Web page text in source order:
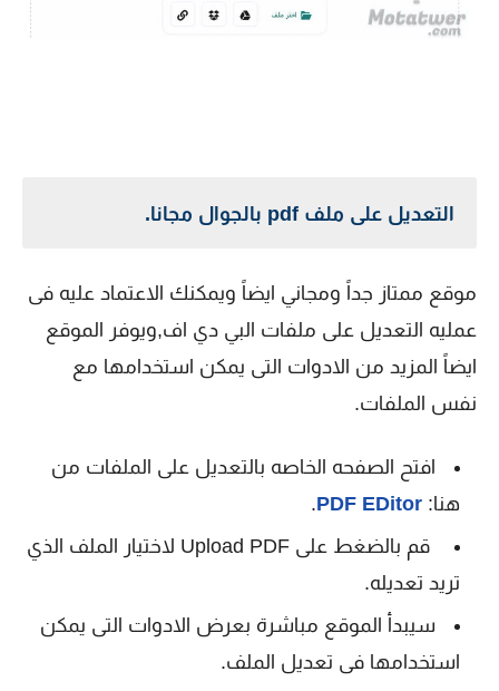
التعديل على ملف pdf بالجوال مجانا.
موقع ممتاز جداً ومجاني ايضاً ويمكنك الاعتماد عليه فى
عمليه التعديل على ملفات البي دي اف,ويوفر الموقع
ايضاً المزيد من الادوات التى يمكن استخدامها مع
نفس الملفات.
افتح الصفحه الخاصه بالتعديل على الملفات من
هنا: PDF EDitor
.
قم بالضغط على Upload PDF لاختيار الملف الذي
تريد تعديله.
سيبدأ الموقع مباشرة بعرض الادوات التى يمكن
استخدامها فى تعديل الملف.